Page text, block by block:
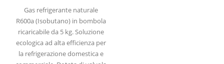
Gas refrigerante naturale
R600a (Isobutano) in bombola
ricaricabile da 5 kg. Soluzione
ecologica ad alta efficienza per
la refrigerazione domestica e